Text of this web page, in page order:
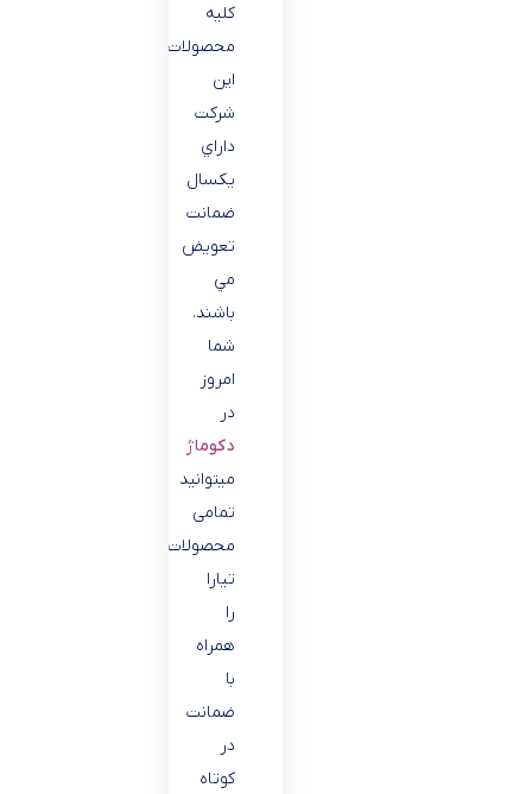
كليه
محصولات
اين
شركت
داراي
يكسال
ضمانت
تعويض
مي
باشند.
شما
امروز
در
دکوماژ
میتوانید
تمامی
محصولات
تیارا
را
همراه
با
ضمانت
در
کوتاه